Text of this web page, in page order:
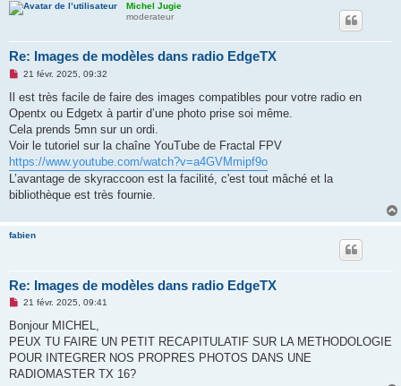
Michel Jugie
moderateur
Re: Images de modèles dans radio EdgeTX
M
s
a
g
n
o
n
l
u
21 févr. 2025, 09:32
Il est très facile de faire des images compatibles pour votre radio en
Opentx ou Edgetx à partir d’une photo prise soi même.
Cela prends 5mn sur un ordi.
Voir le tutoriel sur la chaîne YouTube de Fractal FPV
https://www.youtube.com/watch?v=a4GVMmipf9o
L’avantage de skyraccoon est la facilité, c'est tout mâché et la
bibliothèque est très fournie.
fabien
Re: Images de modèles dans radio EdgeTX
M
s
a
g
n
21 févr. 2025, 09:41
Bonjour MICHEL,
PEUX TU FAIRE UN PETIT RECAPITULATIF SUR LA METHODOLOGIE
POUR INTEGRER NOS PROPRES PHOTOS DANS UNE
RADIOMASTER TX 16?